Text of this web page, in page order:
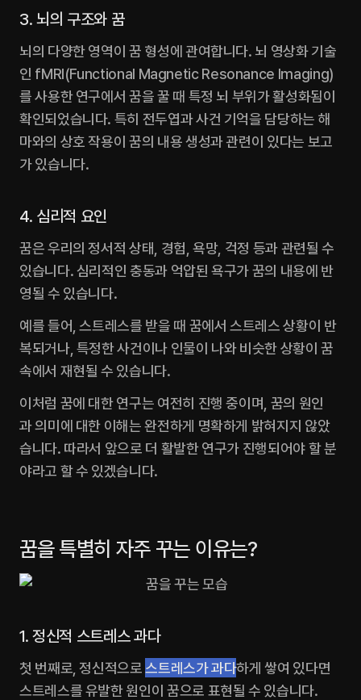
3. 뇌의 구조와 꿈
뇌의 다양한 영역이 꿈 형성에 관여합니다. 뇌 영상화 기술
인 fMRI(Functional Magnetic Resonance Imaging)
를 사용한 연구에서 꿈을 꿀 때 특정 뇌 부위가 활성화됨이
확인되었습니다. 특히 전두엽과 사건 기억을 담당하는 해
마와의 상호 작용이 꿈의 내용 생성과 관련이 있다는 보고
가 있습니다.‍
4. 심리적 요인
꿈은 우리의 정서적 상태, 경험, 욕망, 걱정 등과 관련될 수
있습니다. 심리적인 충동과 억압된 욕구가 꿈의 내용에 반
영될 수 있습니다.
예를 들어, 스트레스를 받을 때 꿈에서 스트레스 상황이 반
복되거나, 특정한 사건이나 인물이 나와 비슷한 상황이 꿈
속에서 재현될 수 있습니다.
이처럼 꿈에 대한 연구는 여전히 진행 중이며, 꿈의 원인
과 의미에 대한 이해는 완전하게 명확하게 밝혀지지 않았
습니다. 따라서 앞으로 더 활발한 연구가 진행되어야 할 분
야라고 할 수 있겠습니다.
꿈을 특별히 자주 꾸는 이유는?
1. 정신적 스트레스 과다
첫 번째로, 정신적으로 스트레스가 과다하게 쌓여 있다면
스트레스를 유발한 원인이 꿈으로 표현될 수 있습니다.